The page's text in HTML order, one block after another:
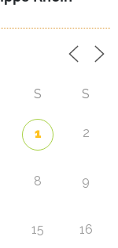
S S
1 2
8 9
15 16